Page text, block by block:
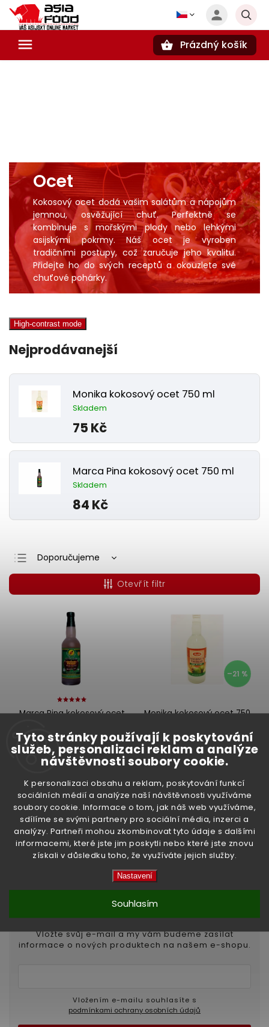
Tyto stránky používají k poskytování
služeb, personalizaci reklam a analýze
návštěvnosti soubory cookie.
K personalizaci obsahu a reklam, poskytování funkcí
sociálních médií a analýze naší návštěvnosti využíváme
soubory cookie. Informace o tom, jak náš web využíváme,
sdílíme se svými partnery pro sociální média, inzerci a
analýzy. Partneři mohou zkombinovat tyto údaje s dalšími
informacemi, které jste jim poskytli nebo které jste znovu
získali v důsledku toho, že využíváte jejich služby.
Nastavení
Souhlasím
Prázdný košík
Ocet
Kokosový ocet dodá vašim salátům anápojům
jemnou, osvěžující chuť. Perfektně se
kombinuje smořskými plodynebo lehkými
asijskými pokrmy. Náš ocet je vyroben
tradičními postupy, což zaručuje jeho kvalitu.
Přidejte ho do svých receptů a okouzlete své
chuťové pohárky.
High-contrast mode
Nejprodávanejší
Monika kokosový ocet 750 ml
Skladem
75 Kč
Marca Pina kokosový ocet 750 ml
Skladem
84 Kč
Doporučujeme
Nejlevnější
Nejdražší
Nejprodávanější
Abecedně
Otevřít filtr
Marca Pina kokosový ocet
Skladem(>5 ks)
84 Kč
Do košíku
–21 %
Monika kokosový ocet 750
Skladem(>5 ks)
75 Kč
Do košíku
Odebírat newsletter
Vložte svůj e-mail a my vám budeme zasílat
informace o nových produktech na našem e-shopu.
podmínkami ochrany osobních údajů